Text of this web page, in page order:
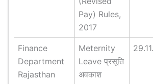
Pay) Rules,
2017
Finance
Department
Rajasthan
Meternity
Leave प्रसूति
अवकाश